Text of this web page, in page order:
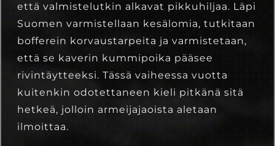
että valmistelutkin alkavat pikkuhiljaa. Läpi
Suomen varmistellaan kesälomia, tutkitaan
bofferein korvaustarpeita ja varmistetaan,
että se kaverin kummipoika pääsee
rivintäytteeksi. Tässä vaiheessa vuotta
kuitenkin odotettaneen kieli pitkänä sitä
hetkeä, jolloin armeijajaoista aletaan
ilmoittaa.